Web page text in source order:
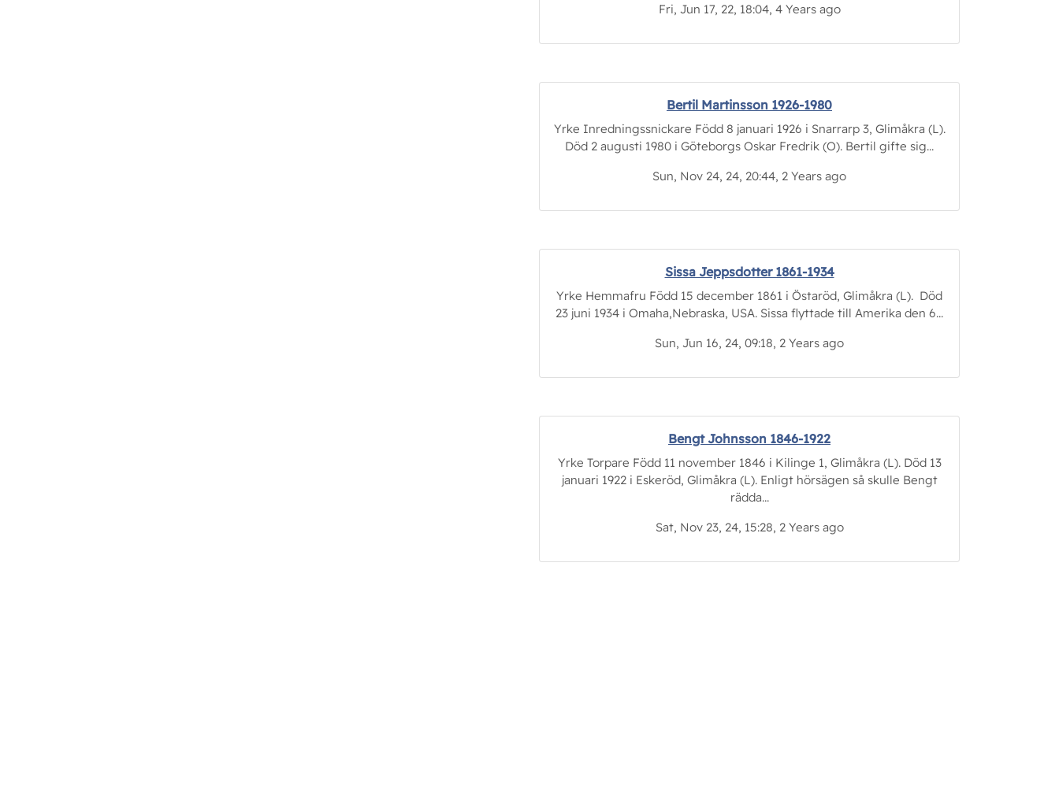
Fri, Jun 17, 22, 18:04, 4 Years ago
Bertil Martinsson 1926-1980
Yrke Inredningssnickare Född 8 januari 1926 i Snarrarp 3, Glimåkra (L).
Död 2 augusti 1980 i Göteborgs Oskar Fredrik (O). Bertil gifte sig...
Sun, Nov 24, 24, 20:44, 2 Years ago
Sissa Jeppsdotter 1861-1934
Yrke Hemmafru Född 15 december 1861 i Östaröd, Glimåkra (L). Död
23 juni 1934 i Omaha,Nebraska, USA. Sissa flyttade till Amerika den 6...
Sun, Jun 16, 24, 09:18, 2 Years ago
Bengt Johnsson 1846-1922
Yrke Torpare Född 11 november 1846 i Kilinge 1, Glimåkra (L). Död 13
januari 1922 i Eskeröd, Glimåkra (L). Enligt hörsägen så skulle Bengt
rädda...
Sat, Nov 23, 24, 15:28, 2 Years ago